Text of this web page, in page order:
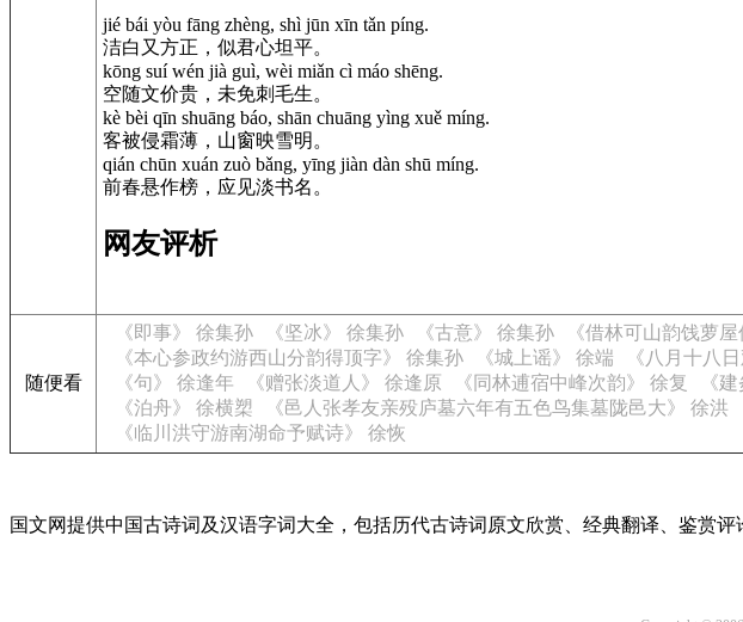
jié bái yòu fāng zhèng, shì jūn xīn tǎn píng.
洁白又方正，似君心坦平。
kōng suí wén jià guì, wèi miǎn cì máo shēng.
空随文价贵，未免刺毛生。
kè bèi qīn shuāng báo, shān chuāng yìng xuě míng.
客被侵霜薄，山窗映雪明。
qián chūn xuán zuò bǎng, yīng jiàn dàn shū míng.
前春悬作榜，应见淡书名。
网友评析
随便看
《即事》 徐集孙 《坚冰》 徐集孙 《古意》 徐集孙 《借林可山韵饯萝
《本心参政约游西山分韵得顶字》 徐集孙
《城上谣》 徐端 《八月十八
《句》 徐逢年
《赠张淡道人》 徐逢原 《同林逋宿中峰次韵》 徐复 《
《泊舟》 徐横槊
《邑人张孝友亲殁庐墓六年有五色鸟集墓陇邑大》 徐洪
《临川洪守游南湖命予赋诗》 徐恢
国文网提供中国古诗词及汉语字词大全，包括历代古诗词原文欣赏、经典翻译、鉴赏评